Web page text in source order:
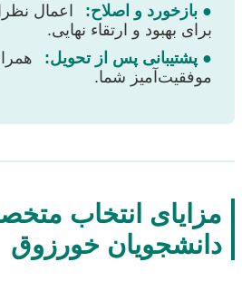
● بازخورد و اصلاح:
اعمال
برای بهبود و ارتقاء نهایی.
● پشتیبانی پس از تحویل:
موفقیت‌آمیز شما.
مزایای انتخاب
دانشجویان خورزوق